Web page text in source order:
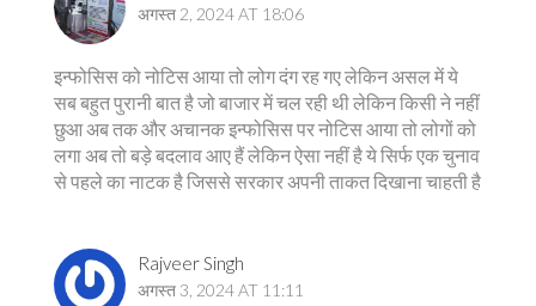
अगस्त 2, 2024 AT 18:06
इन्फोसिस को नोटिस आया तो लोग दंग रह गए लेकिन असल में ये
सब बहुत पुरानी बात है जो बाजार में चल रही थी लेकिन किसी ने नहीं
छुआ अब तक और अचानक इन्फोसिस पर नोटिस आया तो लोगों को
लगा अब तो बड़े बदलाव आए हैं लेकिन ऐसा नहीं है ये सिर्फ एक चुनाव
से पहले का नाटक है जिससे सरकार अपनी ताकत दिखाना चाहती है
Rajveer Singh
अगस्त 3, 2024 AT 11:11